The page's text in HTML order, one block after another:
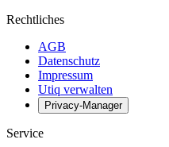
Rechtliches
AGB
Datenschutz
Impressum
Utiq verwalten
Privacy-Manager
Service